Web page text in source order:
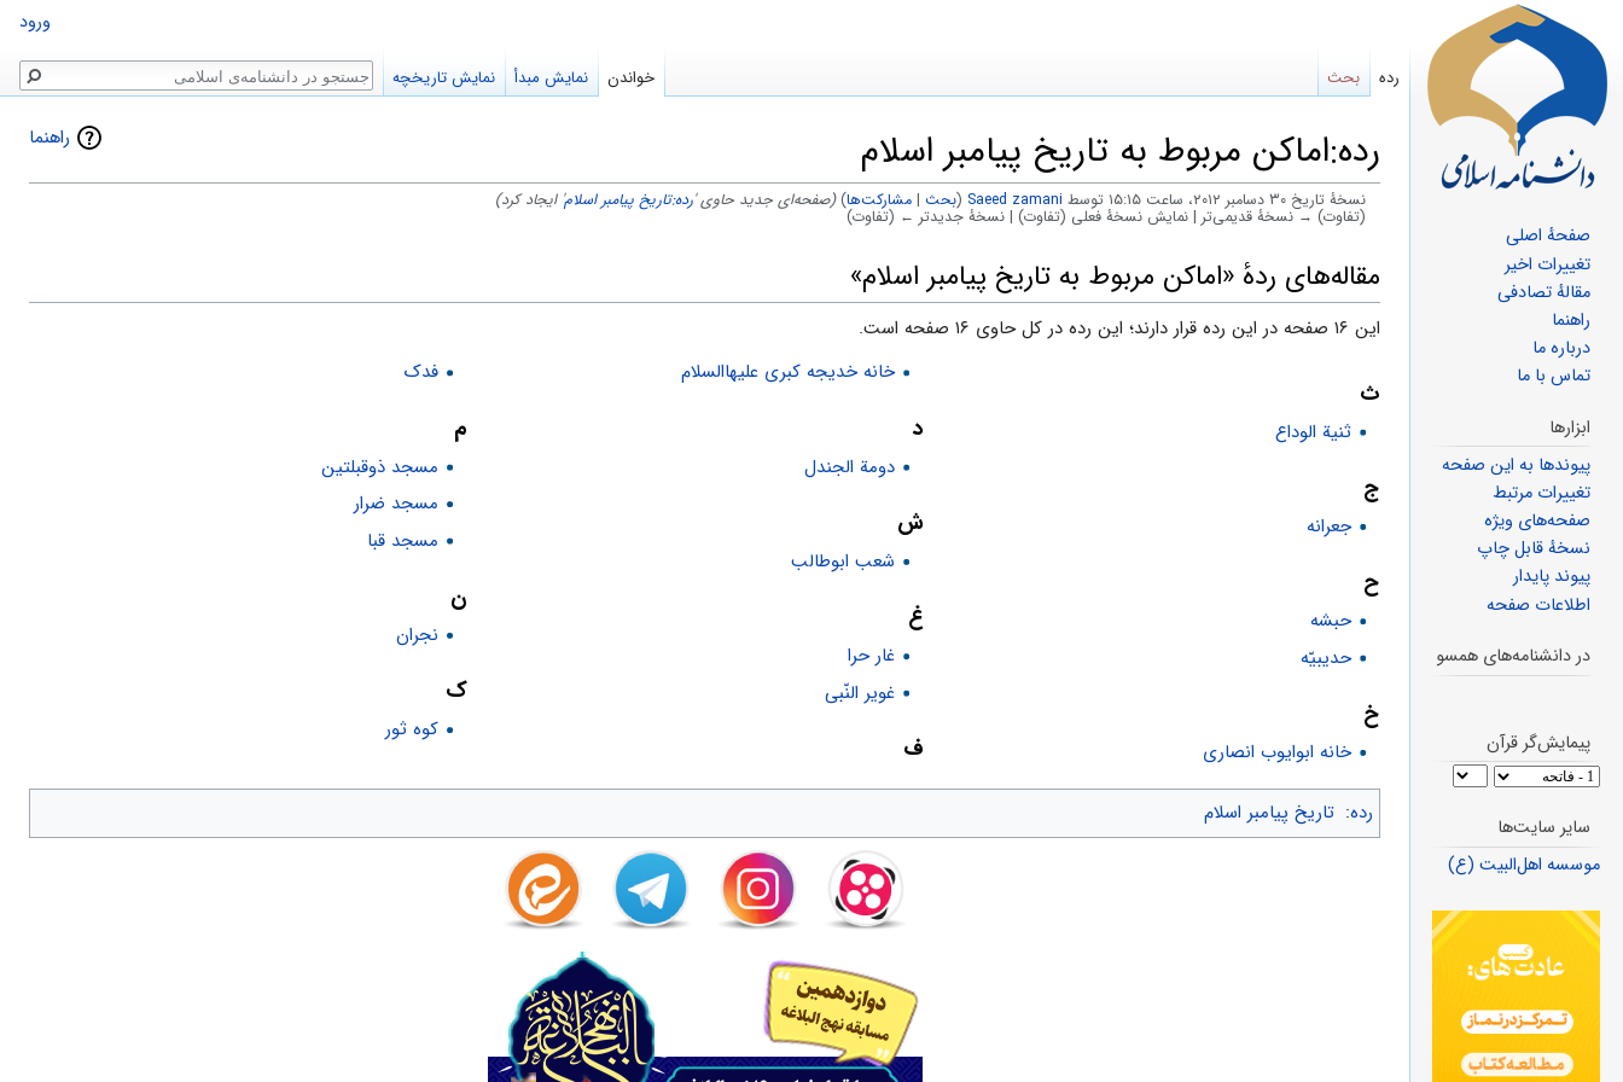
راهنما رده:اماکن مربوط به تاریخ پیامبر اسلام
نسخهٔ تاریخ ‏۳۰ دسامبر ۲۰۱۲، ساعت ۱۵:۱۵ توسط Saeed zamani
(بحث |مشارکت‌ها) (صفحه‌ای جدید حاوی 'رده:تاریخ پیامبر اسلام ' ایجاد کرد)
(تفاوت) → نسخهٔ قدیمی‌تر | نمایش نسخهٔ فعلی (تفاوت) | نسخهٔ جدیدتر ← (تفاوت)
پرش
به
ناوبری
پرش
به
جستجو
مقاله‌های ردهٔ «اماکن مربوط به تاریخ پیامبر اسلام»
این ۱۶ صفحه در این رده قرار دارند؛ این رده در کل حاوی ۱۶ صفحه است.
ث
ثنية الوداع
ج
جعرانه
ح
حبشه
حدیبیّه
خ
خانه ابوایوب انصاری
خانه خدیجه کبری علیهاالسلام
د
دومة الجندل
ش
شعب ابوطالب
غ
غار حرا
غوير النّبى
ف
فدک
م
مسجد ذوقبلتین
مسجد ضرار
مسجد قبا
ن
نجران
ک
کوه ثور
رده: تاریخ پیامبر اسلام
ورود
رده بحث خواندن نمایش مبدأ نمایش تاریخچه جستجو
صفحهٔ اصلی
تغییرات اخیر
مقالهٔ تصادفی
راهنما
درباره ما
تماس با ما
ابزارها
پیوندها به این صفحه
تغییرات مرتبط
صفحه‌های ویژه
نسخهٔ قابل چاپ
پیوند پایدار
اطلاعات صفحه
در دانشنامه‌های همسو
پیمایش‌گر قرآن
سایر سایت‌ها
موسسه اهل‌البیت (ع)